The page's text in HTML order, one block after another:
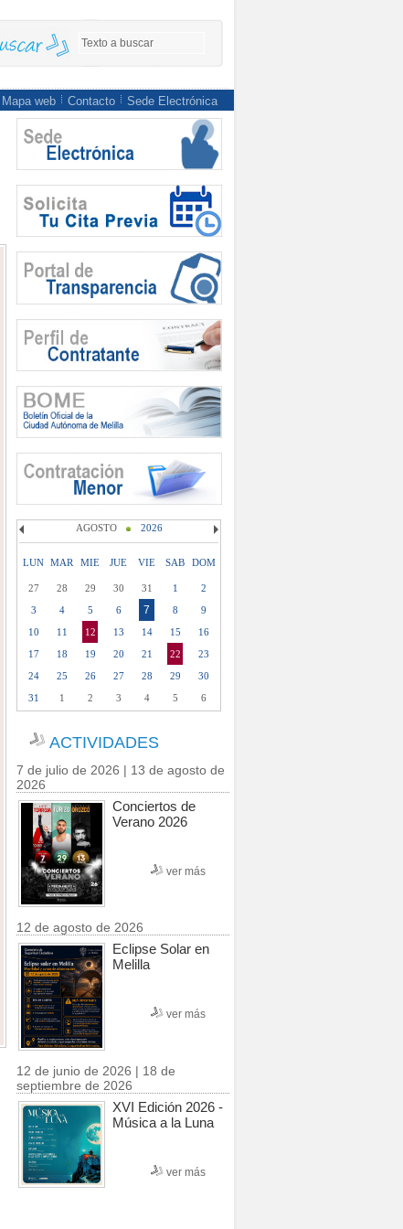
Mapa web Contacto Sede Electrónica
AGOSTO 2026
LUN MAR MIE JUE VIE SAB DOM
27 28 29 30 31 1
2
3
4 5 6 7 8
9
10
11 12 13 14 15
16
17
18 19 20 21 22
23
24
25 26 27 28 29
30
31
1 2 3 4 5 6
ACTIVIDADES
7 de julio de 2026 | 13 de agosto de
2026
Conciertos de
Verano 2026
ver más
12 de agosto de 2026
Eclipse Solar en
Melilla
ver más
12 de junio de 2026 | 18 de
septiembre de 2026
XVI Edición 2026 -
Música a la Luna
ver más